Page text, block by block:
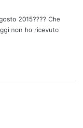
e
t
2015???? Che
non ho ricevuto